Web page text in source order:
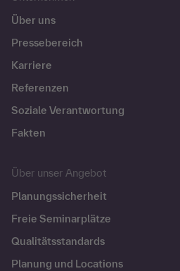
Über uns
Pressebereich
Karriere
Referenzen
Soziale Verantwortung
Fakten
Über unser Angebot
Planungssicherheit
Freie Seminarplätze
Qualitätsstandards
Planung und Locations